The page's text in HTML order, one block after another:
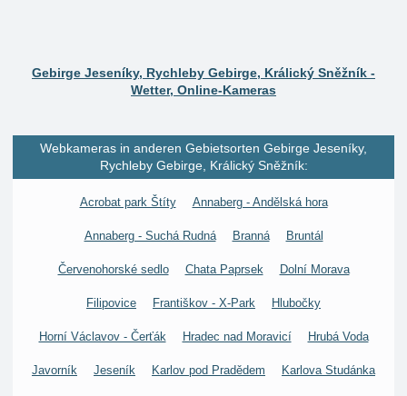
Gebirge Jeseníky, Rychleby Gebirge, Králický Sněžník -
Wetter, Online-Kameras
Webkameras in anderen Gebietsorten Gebirge Jeseníky,
Rychleby Gebirge, Králický Sněžník:
Acrobat park Štíty Annaberg - Andělská hora
Annaberg - Suchá Rudná Branná Bruntál
Červenohorské sedlo Chata Paprsek Dolní Morava
Filipovice Františkov - X-Park Hlubočky
Horní Václavov - Čerťák Hradec nad Moravicí Hrubá Voda
Javorník Jeseník Karlov pod Pradědem Karlova Studánka